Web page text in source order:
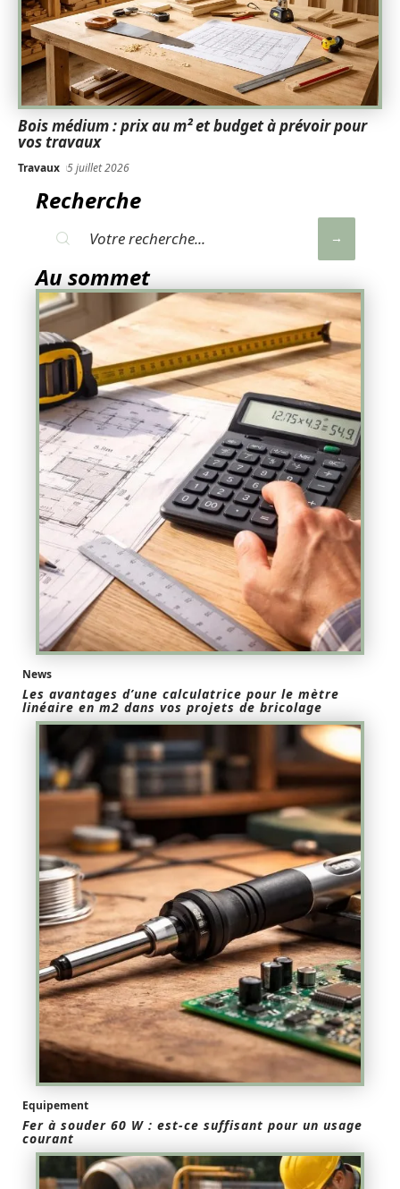
Bois médium : prix au m² et budget à prévoir pour
vos travaux
Travaux 5 juillet 2026
Recherche
Au sommet
News
Les avantages d’une calculatrice pour le mètre
linéaire en m2 dans vos projets de bricolage
Equipement
Fer à souder 60 W : est-ce suffisant pour un usage
courant